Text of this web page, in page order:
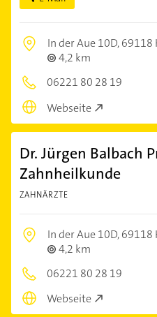
In der Aue 10D,69118
4,2 km
06221 80 28 19
Webseite
Dr. Jürgen Balbach
Zahnheilkunde
ZAHNÄRZTE
In der Aue 10D,69118
4,2 km
06221 80 28 19
Webseite